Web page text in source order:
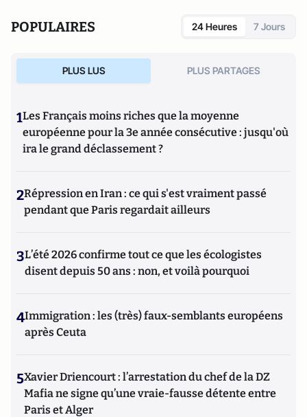
POPULAIRES 24 Heures 7 Jours
PLUS LUS PLUS PARTAGES
1Les Français moins riches que la moyenne
européenne pour la 3e année consécutive : jusqu'où
ira le grand déclassement ?
2Répression en Iran : ce qui s'est vraiment passé
pendant que Paris regardait ailleurs
3L’été 2026 confirme tout ce que les écologistes
disent depuis 50 ans : non, et voilà pourquoi
4Immigration : les (très) faux-semblants européens
après Ceuta
5Xavier Driencourt : l’arrestation du chef de la DZ
Mafia ne signe qu’une vraie-fausse détente entre
Paris et Alger